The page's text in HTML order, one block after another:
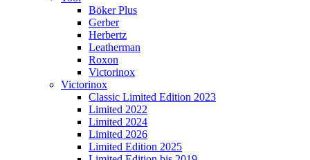
Böker Plus
Gerber
Herbertz
Leatherman
Roxon
Victorinox
Victorinox
Classic Limited Edition 2023
Limited 2022
Limited 2024
Limited 2026
Limited Edition 2025